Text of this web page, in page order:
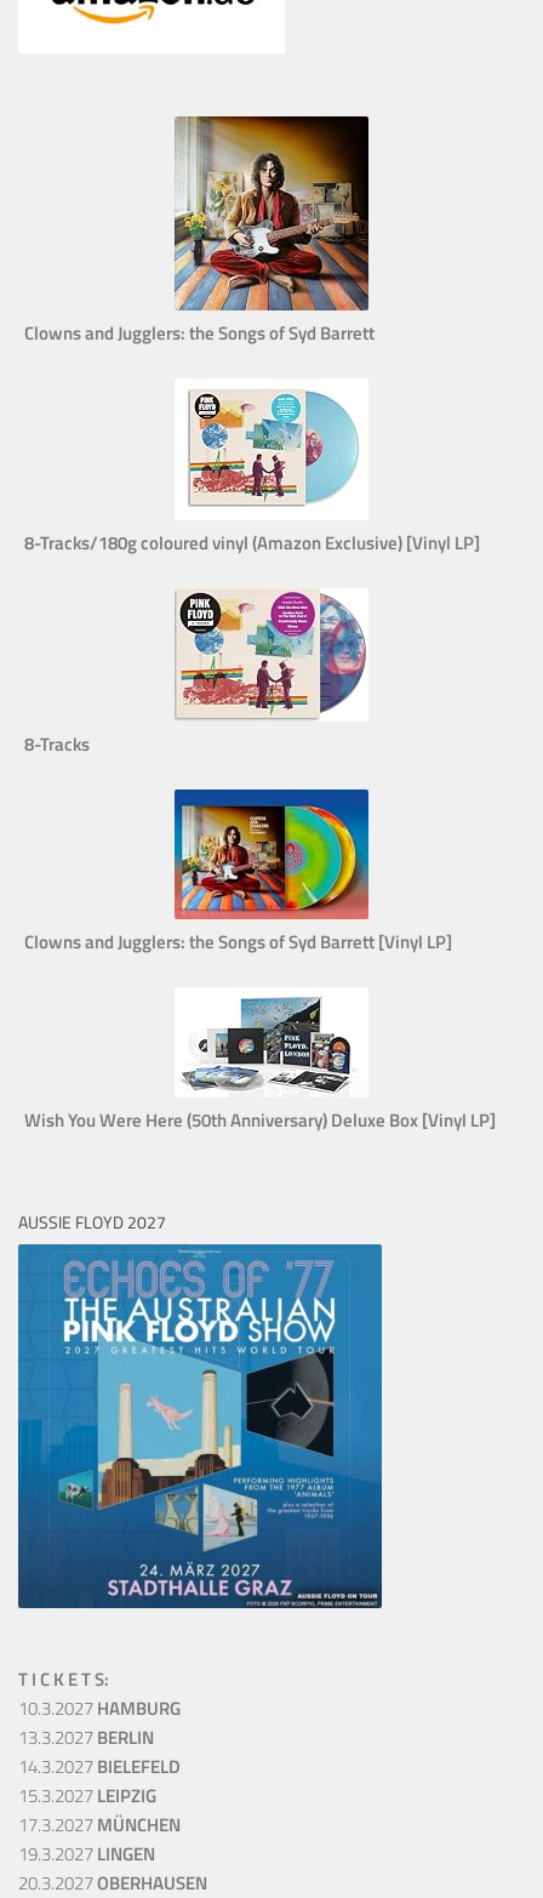
Clowns and Jugglers: the Songs of Syd Barrett
8-Tracks/180g coloured vinyl (Amazon Exclusive) [Vinyl LP]
8-Tracks
Clowns and Jugglers: the Songs of Syd Barrett [Vinyl LP]
Wish You Were Here (50th Anniversary) Deluxe Box [Vinyl LP]
AUSSIE FLOYD 2027
T I C K E T S:
10.3.2027HAMBURG
13.3.2027BERLIN
14.3.2027BIELEFELD
15.3.2027LEIPZIG
17.3.2027MÜNCHEN
19.3.2027LINGEN
20.3.2027OBERHAUSEN